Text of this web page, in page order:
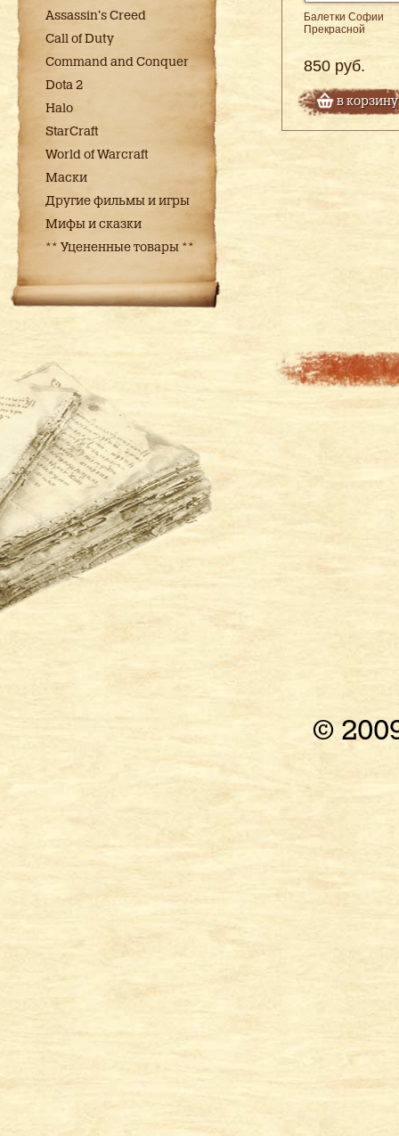
Assassin's Creed
Call of Duty
Command and Conquer
Dota 2
Halo
StarCraft
World of Warcraft
Маски
Другие фильмы и игры
Мифы и сказки
** Уцененные товары **
Балетки Софии
Прекрасной
850 руб.
в корзину
©